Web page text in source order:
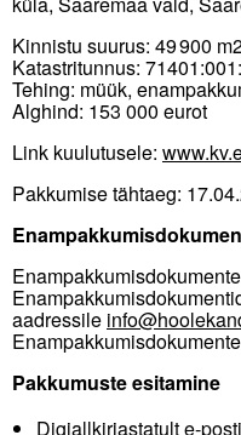
Kinnistu suurus: 49 900
Katastritunnus:
Tehing: müük,
Alghind: 153 000 eurot
Link kuulutusele:
Pakkumise tähtaeg:
aadressile
Pakkumuste esitamine
Digiallkirjastatult e-